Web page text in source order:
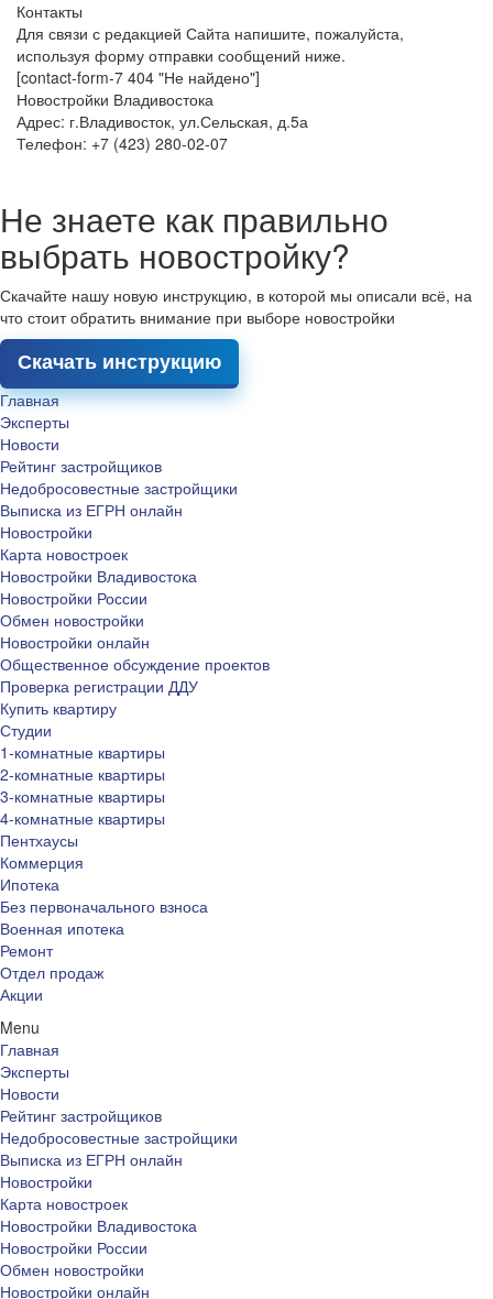
Контакты
Для связи с редакцией Сайта напишите, пожалуйста,
используя форму отправки сообщений ниже.
[contact-form-7 404 "Не найдено"]
Новостройки Владивостока
Адрес: г.Владивосток, ул.Сельская, д.5а
Телефон: +7 (423) 280-02-07
Не знаете как правильно
выбрать новостройку?
Скачайте нашу новую инструкцию, в которой мы описали всё, на
что стоит обратить внимание при выборе новостройки
Скачать инструкцию
Главная
Эксперты
Новости
Рейтинг застройщиков
Недобросовестные застройщики
Выписка из ЕГРН онлайн
Новостройки
Карта новостроек
Новостройки Владивостока
Новостройки России
Обмен новостройки
Новостройки онлайн
Общественное обсуждение проектов
Проверка регистрации ДДУ
Купить квартиру
Студии
1-комнатные квартиры
2-комнатные квартиры
3-комнатные квартиры
4-комнатные квартиры
Пентхаусы
Коммерция
Ипотека
Без первоначального взноса
Военная ипотека
Ремонт
Отдел продаж
Акции
Menu
Главная
Эксперты
Новости
Рейтинг застройщиков
Недобросовестные застройщики
Выписка из ЕГРН онлайн
Новостройки
Карта новостроек
Новостройки Владивостока
Новостройки России
Обмен новостройки
Новостройки онлайн